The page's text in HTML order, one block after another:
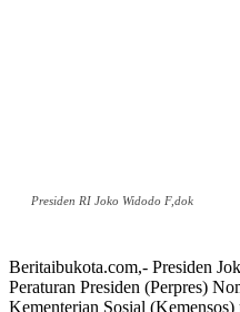
Presiden RI Joko Widodo F,dok
Beritaibukota.com,- Presiden
Peraturan Presiden (Perpres)
Kementerian Sosial